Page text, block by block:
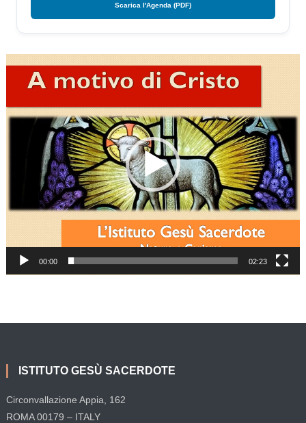
Scarica l'Agenda (PDF)
Player
00:00 02:23
ISTITUTO GESÙ SACERDOTE
Circonvallazione Appia, 162
ROMA 00179 – ITALY